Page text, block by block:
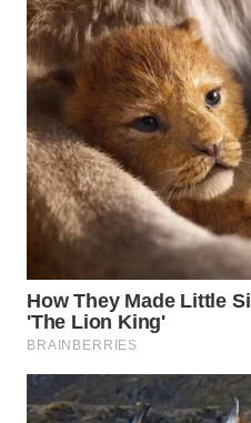
WN
PADANG
LAWAS
WN
SUMEDANG
WN
WN
KEPULAUAN